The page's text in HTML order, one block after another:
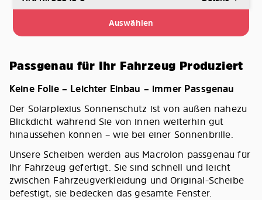
Auswählen
Passgenau für Ihr Fahrzeug Produziert
Keine Folie – Leichter Einbau – immer Passgenau
Der Solarplexius Sonnenschutz ist von außen nahezu
Blickdicht während Sie von innen weiterhin gut
hinaussehen können – wie bei einer Sonnenbrille.
Unsere Scheiben werden aus Macrolon passgenau für
Ihr Fahrzeug gefertigt. Sie sind schnell und leicht
zwischen Fahrzeugverkleidung und Original-Scheibe
befestigt, sie bedecken das gesamte Fenster.